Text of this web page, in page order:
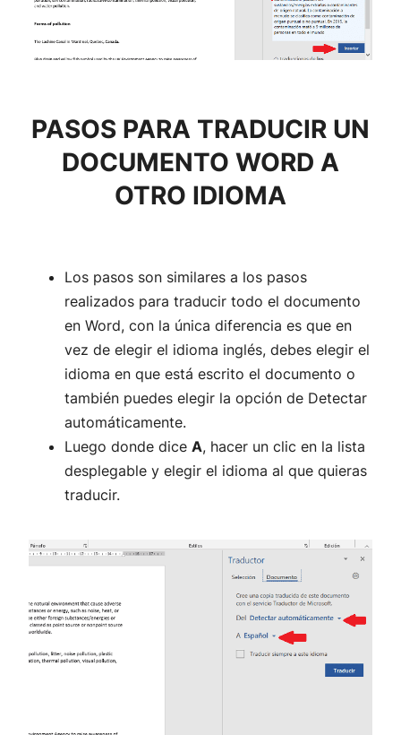
PASOS PARA TRADUCIR UN
DOCUMENTO WORD A
OTRO IDIOMA
Los pasos son similares a los pasos
realizados para traducir todo el documento
en Word, con la única diferencia es que en
vez de elegir el idioma inglés, debes elegir el
idioma en que está escrito el documento o
también puedes elegir la opción de Detectar
automáticamente.
Luego donde dice A, hacer un clic en la lista
desplegable y elegir el idioma al que quieras
traducir.